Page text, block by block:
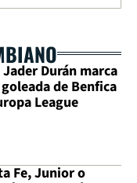
Durán marca
de Benfica
League
Fe, Junior o